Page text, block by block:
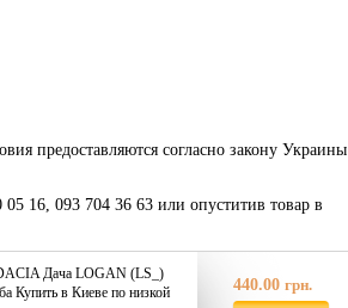
предоставляются согласно закону Украины
16, 093 704 36 63 или опуститив товар в
Дача LOGAN (LS_)
Купить в Киеве по низкой
440.00 грн.